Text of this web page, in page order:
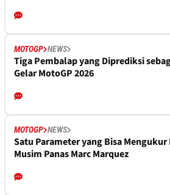
MOTOGP NEWS
Tiga Pembalap yang Diprediksi
Gelar MotoGP 2026
MOTOGP NEWS
Satu Parameter yang Bisa Mengukur
Musim Panas Marc Marquez